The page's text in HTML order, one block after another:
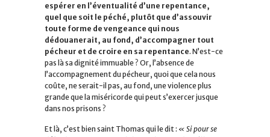
espérer en l’éventualité d’une repentance,
quel que soit le péché, plutôt que d’assouvir
toute forme de vengeance qui nous
dédouanerait, au fond, d’accompagner tout
pécheur et de croire en sa repentance. N’est-ce
pas là sa dignité immuable ? Or, l’absence de
l’accompagnement du pécheur, quoi que cela nous
coûte, ne serait-il pas, au fond, une violence plus
grande que la miséricorde qui peut s’exercer jusque
dans nos prisons ?
Et là, c’est bien saint Thomas qui le dit : « Si pour se